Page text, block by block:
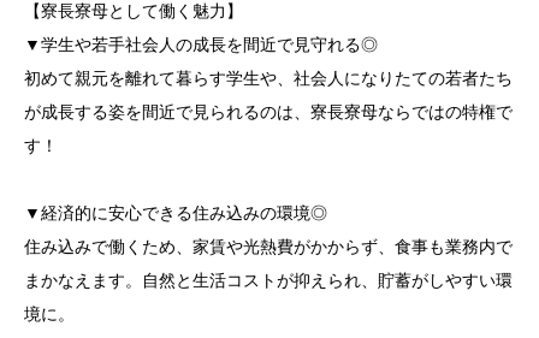
【寮長寮母として働く魅力】
▼学生や若手社会人の成長を間近で見守れる◎
初めて親元を離れて暮らす学生や、社会人になりたての若者たち
が成長する姿を間近で見られるのは、寮長寮母ならではの特権で
す！
▼経済的に安心できる住み込みの環境◎
住み込みで働くため、家賃や光熱費がかからず、食事も業務内で
まかなえます。自然と生活コストが抑えられ、貯蓄がしやすい環
境に。